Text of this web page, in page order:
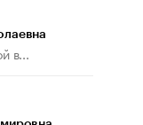
значат для
в...